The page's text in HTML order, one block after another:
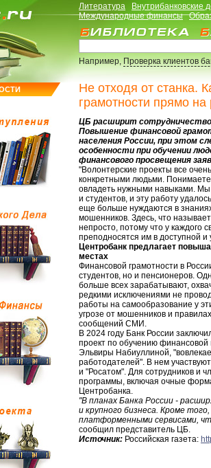
Литература
Внутрибанковские
Международные финансы
Например,Проверка клиентов
Не отходя от станка.
грамотности прямо
ЦБ расширит сотрудничество
Повышение финансовой
населения России, при этом
особенности при обучении
финансового просвещения
"Волонтерские проекты все
конкретными людьми.
овладеть нужными навыками.
и студентов, и эту работу
еще больше нуждаются в
мошенников. Здесь, что
непросто, потому что у каждого
преподносятся им в доступной
Центробанк предлагает
местах
Финансовой грамотности в
студентов, но и пенсионеров.
больше всех зарабатывают,
редкими исключениями не
работы на самообразование у
угрозе от мошенников и
сообщений СМИ.
В 2024 году Банк России
проект по обучению финансовой
Эльвиры Набиуллиной,
работодателей". В нем
и "Росатом". Для сотрудников и
программы, включая очные
Центробанка.
"В планах Банка России -
и крупного бизнеса. Кроме
платформенными сервисами,
сообщил представитель ЦБ.
Источник: Российская газета: